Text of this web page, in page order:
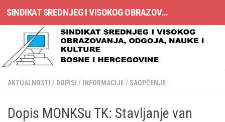
Skip to content SINDIKAT SREDNJEG I VISOKOG OBRAZOVANJA, ODGOJA, NAUKE I KULTURE BOSNE I HERCEGOVINE
AKTUALNOSTI / DOPISI / INFORMACIJE/ SAOPĆENJE
Dopis MONKSu TK: Stavljanje van